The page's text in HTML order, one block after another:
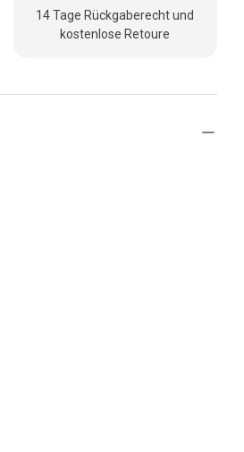
14 Tage Rückgaberecht und
kostenlose Retoure